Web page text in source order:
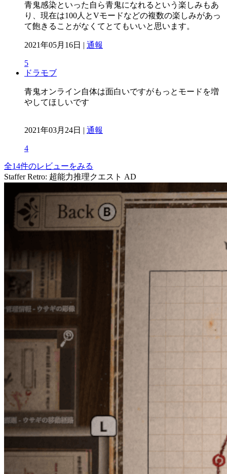
青鬼感染といった自ら青鬼になれるという楽しみもあ
り、現在は100人とVモードなどの複数の楽しみがあっ
て飽きることがなくてとてもいいと思います。
2021年05月16日 | 通報
5
ドラモブ
青鬼オンライン自体は面白いですがもっとモードを増
やしてほしいです
2021年03月24日 | 通報
4
全14件のレビューをみる
Staffer Retro: 超能力推理クエスト AD